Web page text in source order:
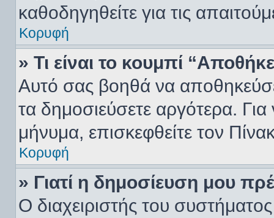
καθοδηγηθείτε για τις
Κορυφή
» Τι είναι το κουμπί
Αυτό σας βοηθά να
τα δημοσιεύσετε αργότερα.
μήνυμα, επισκεφθείτε τον
Κορυφή
» Γιατί η δημοσίευση μου
Ο διαχειριστής του